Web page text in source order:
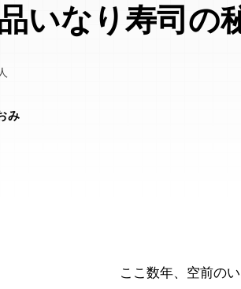
いなり寿司の
み
ここ数年、空前の